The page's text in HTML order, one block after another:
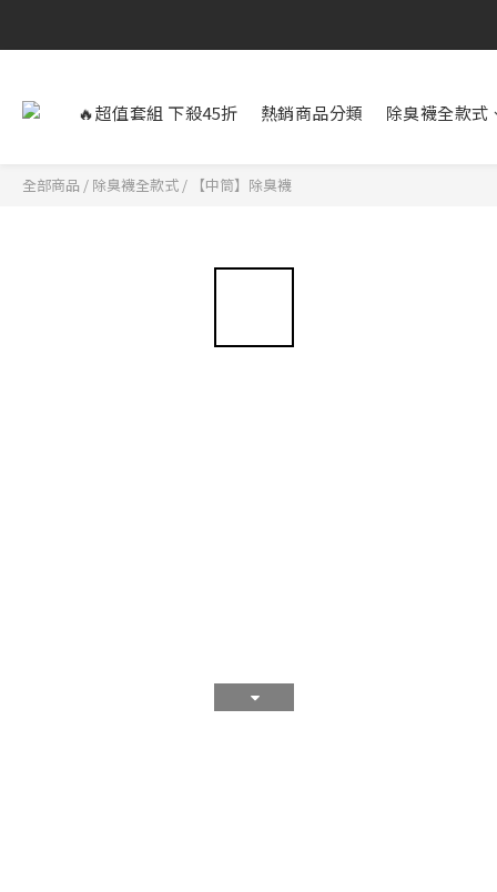
🔥超值套組 下殺45折 熱銷商品分類 除臭襪全款式
全部商品 / 除臭襪全款式 / 【中筒】除臭襪